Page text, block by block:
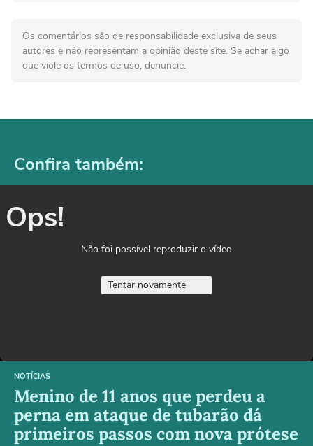
Os comentários são de responsabilidade exclusiva de seus
autores e não representam a opinião deste site. Se achar algo
que viole os termos de uso, denuncie.
Confira também:
Ops!
Não foi possível reproduzir o vídeo
Tentar novamente
NOTÍCIAS
Menino de 11 anos que perdeu a
perna em ataque de tubarão dá
primeiros passos com nova prótese